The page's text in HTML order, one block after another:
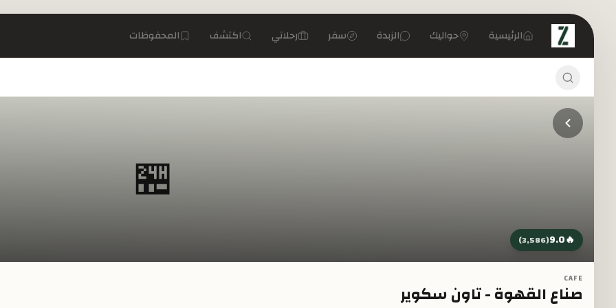
تخطي إلى المحتوى الرئيسي
الرئيسية حواليك الزبدة سفر رحلاتي اكتشف المحفوظات
🏪
🔥
9.0
(
3,586
)
CAFE
صناع القهوة - تاون سكوير